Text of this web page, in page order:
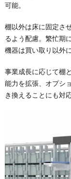
可能。
棚以外は床に固定さ
るよう配慮。繁忙期
機器は買い取り以外
事業成長に応じて棚
能力を拡張、オプシ
き換えることにも対